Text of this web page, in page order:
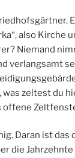
also Kirche
Niemand
verlangsamt
was zeltest du
offene
Daran ist das
die